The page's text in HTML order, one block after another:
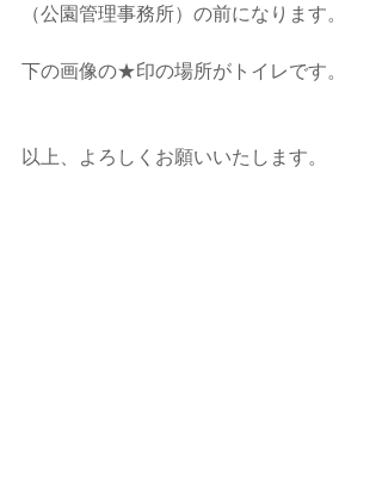
（公園管理事務所）の前になります。
下の画像の★印の場所がトイレです。
以上、よろしくお願いいたします。